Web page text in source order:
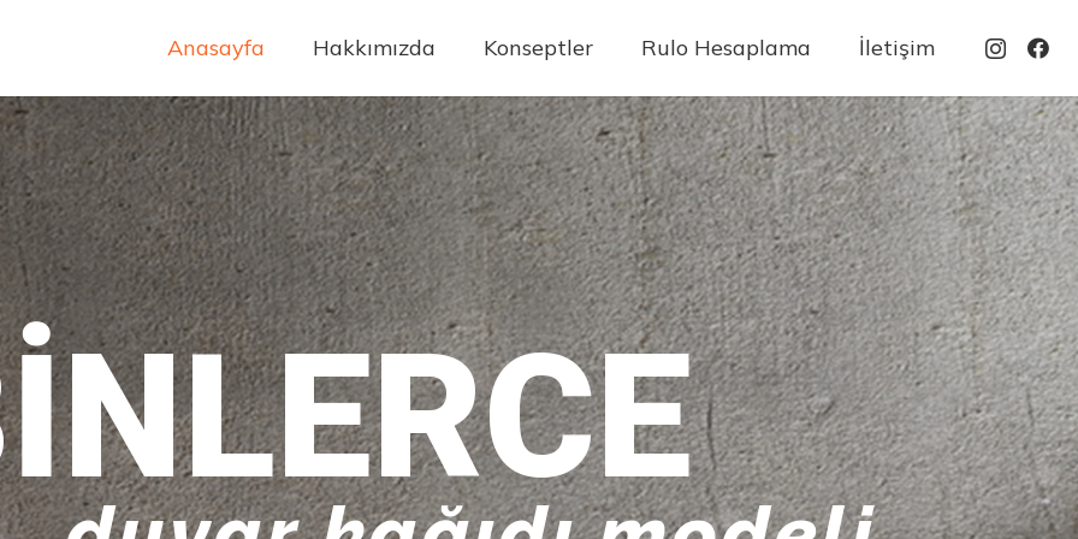
Anasayfa Hakkımızda Konseptler Rulo Hesaplama İletişim